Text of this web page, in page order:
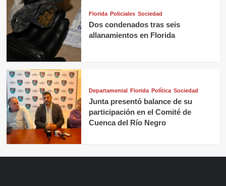
Florida Policiales Sociedad
Dos condenados tras seis
allanamientos en Florida
Departamental Florida Política Sociedad
Junta presentó balance de su
participación en el Comité de
Cuenca del Río Negro